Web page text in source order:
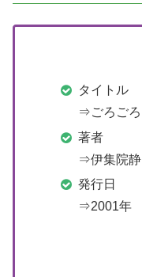
タイトル
⇒ごろごろ
著者
⇒伊集院静
発行日
⇒2001年